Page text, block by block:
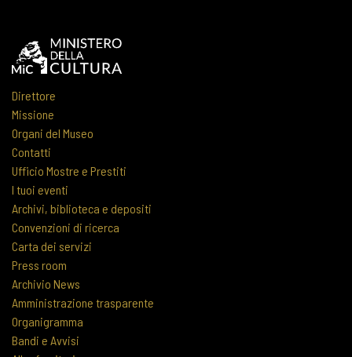
Direttore
Missione
Organi del Museo
Contatti
Ufficio Mostre e Prestiti
I tuoi eventi
Archivi, biblioteca e depositi
Convenzioni di ricerca
Carta dei servizi
Press room
Archivio News
Amministrazione trasparente
Organigramma
Bandi e Avvisi